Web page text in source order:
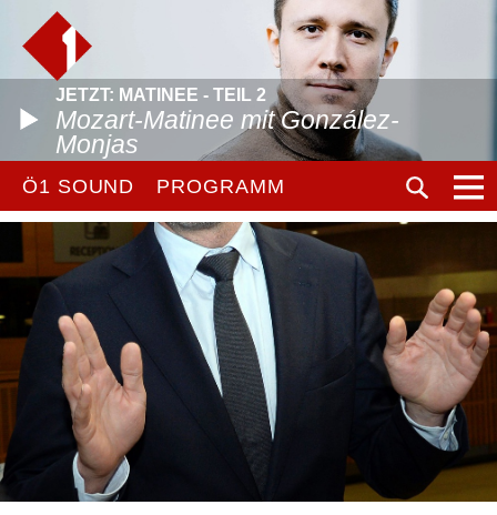
JETZT: MATINEE - TEIL 2
Mozart-Matinee mit González-
Monjas
Ö1 SOUND PROGRAMM